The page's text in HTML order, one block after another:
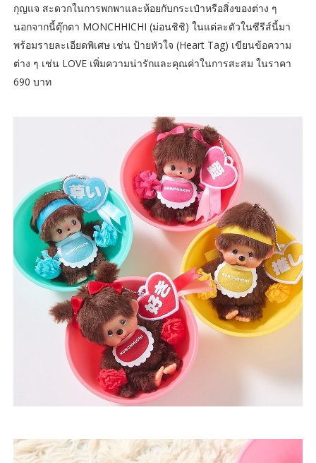
กุญแจ สะดวกในการพกพาและห้อยกับกระเป๋าหรือสิ่งของต่าง ๆ
นอกจากนี้ตุ๊กตา MONCHHICHI (ม่อนชิชิ) ในแต่ละตัวในซีรีส์นี้มา
พร้อมรายละเอียดพิเศษ เช่น ป้ายหัวใจ (Heart Tag) เขียนข้อความ
ต่าง ๆ เช่น LOVE เพิ่มความน่ารักและคุณค่าในการสะสม ในราคา
690 บาท